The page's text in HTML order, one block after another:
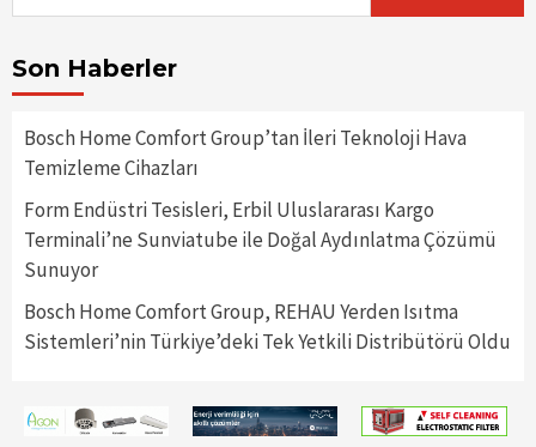
Son Haberler
Bosch Home Comfort Group’tan İleri Teknoloji Hava
Temizleme Cihazları
Form Endüstri Tesisleri, Erbil Uluslararası Kargo
Terminali’ne Sunviatube ile Doğal Aydınlatma Çözümü
Sunuyor
Bosch Home Comfort Group, REHAU Yerden Isıtma
Sistemleri’nin Türkiye’deki Tek Yetkili Distribütörü Oldu